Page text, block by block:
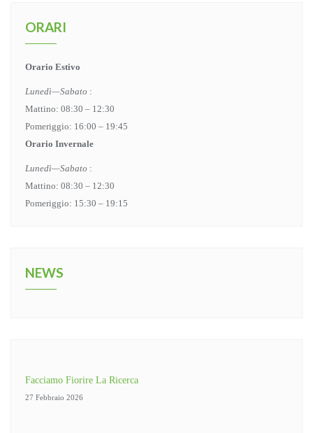
ORARI
Orario Estivo
Lunedì—Sabato :
Mattino: 08:30 – 12:30
Pomeriggio: 16:00 – 19:45
Orario Invernale
Lunedì—Sabato :
Mattino: 08:30 – 12:30
Pomeriggio: 15:30 – 19:15
NEWS
Facciamo Fiorire La Ricerca
27 Febbraio 2026